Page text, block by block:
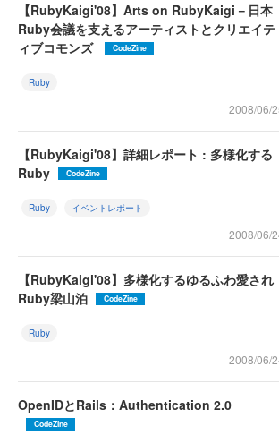
【RubyKaigi'08】Arts on RubyKaigi－日本
Ruby会議を支えるアーティストとクリエイテ
ィブコモンズ
CodeZine
Ruby
2008/06/
【RubyKaigi'08】詳細レポート : 多様化する
Ruby
CodeZine
Ruby イベントレポート
2008/06/
【RubyKaigi'08】多様化するゆるふわ愛され
Ruby梁山泊
CodeZine
Ruby
2008/06/
OpenIDとRails：Authentication 2.0
CodeZine